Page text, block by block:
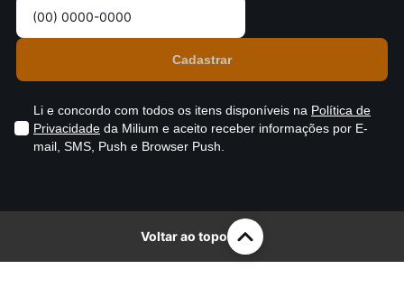
Li e concordo com todos os itens disponíveis na Política de
Privacidade da Milium e aceito receber informações por E-
mail, SMS, Push e Browser Push.
Voltar ao topo